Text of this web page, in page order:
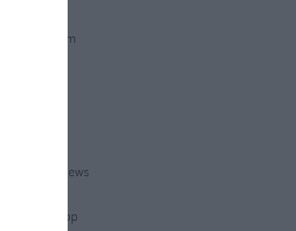
Instagram
Google News
WhatsApp